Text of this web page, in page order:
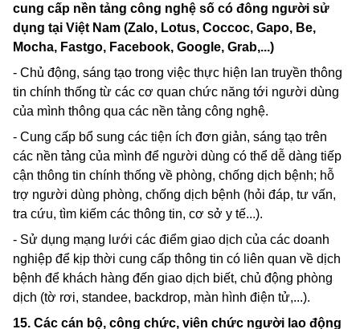
cung cấp nền tảng công nghệ số có đông người sử
dụng tại Việt Nam (Zalo, Lotus, Coccoc, Gapo, Be,
Mocha, Fastgo, Facebook, Google, Grab,...)
- Chủ động, sáng tạo trong việc thực hiện lan truyền thông
tin chính thống từ các cơ quan chức năng tới người dùng
của mình thông qua các nền tảng công nghệ.
- Cung cấp bổ sung các tiện ích đơn giản, sáng tạo trên
các nền tảng của mình để người dùng có thể dễ dàng tiếp
cận thông tin chính thống về phòng, chống dịch bệnh; hỗ
trợ người dùng phòng, chống dịch bệnh (hỏi đáp, tư vấn,
tra cứu, tìm kiếm các thông tin, cơ sở y tế...).
- Sử dụng mạng lưới các điểm giao dịch của các doanh
nghiệp để kịp thời cung cấp thông tin có liên quan về dịch
bệnh để khách hàng đến giao dịch biết, chủ động phòng
dịch (tờ rơi, standee, backdrop, màn hình điện tử,...).
15. Các cán bộ, công chức, viên chức người lao động